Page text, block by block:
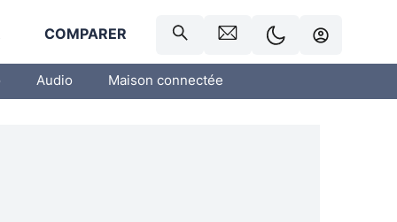
COMPARER
Audio Maison connectée